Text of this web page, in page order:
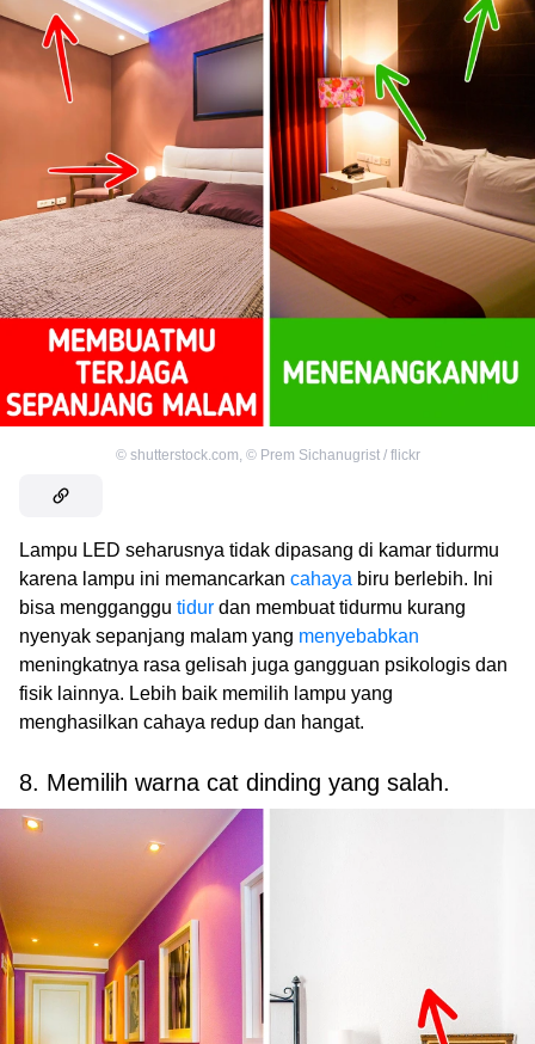
© shutterstock.com, © Prem Sichanugrist / flickr
Lampu LED seharusnya tidak dipasang di kamar tidurmu
karena lampu ini memancarkan cahaya biru berlebih. Ini
bisa mengganggu tidur dan membuat tidurmu kurang
nyenyak sepanjang malam yang menyebabkan
meningkatnya rasa gelisah juga gangguan psikologis dan
fisik lainnya. Lebih baik memilih lampu yang
menghasilkan cahaya redup dan hangat.
8. Memilih warna cat dinding yang salah.